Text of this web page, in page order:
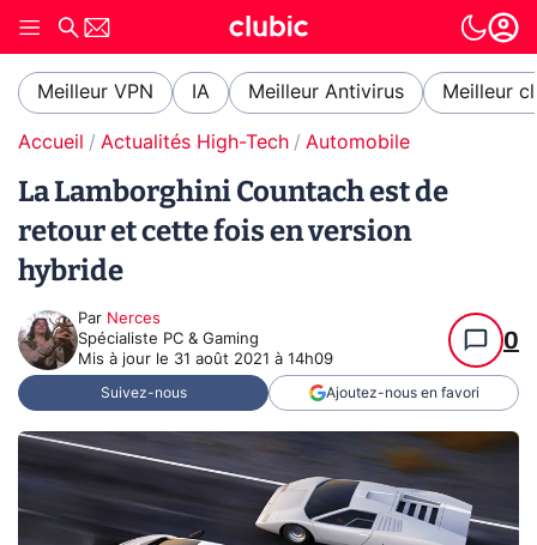
Meilleur VPN IA Meilleur Antivirus Meilleur
Accueil Actualités High-Tech Automobile
La Lamborghini Countach est de
retour et cette fois en version
hybride
Par Nerces
Spécialiste PC & Gaming
Mis à jour le 31 août 2021 à 14h09
0
Suivez-nous Ajoutez-nous en favori